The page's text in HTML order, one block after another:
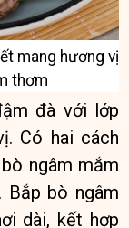
mang hương vị
thơm
đà với lớp
Có hai cách
ngâm mắm
Bắp bò ngâm
dài, kết hợp